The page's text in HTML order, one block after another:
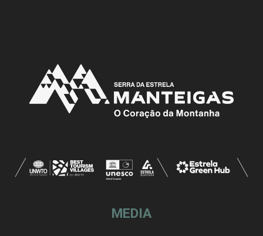
MEDIA